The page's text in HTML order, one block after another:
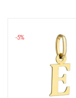
-5%